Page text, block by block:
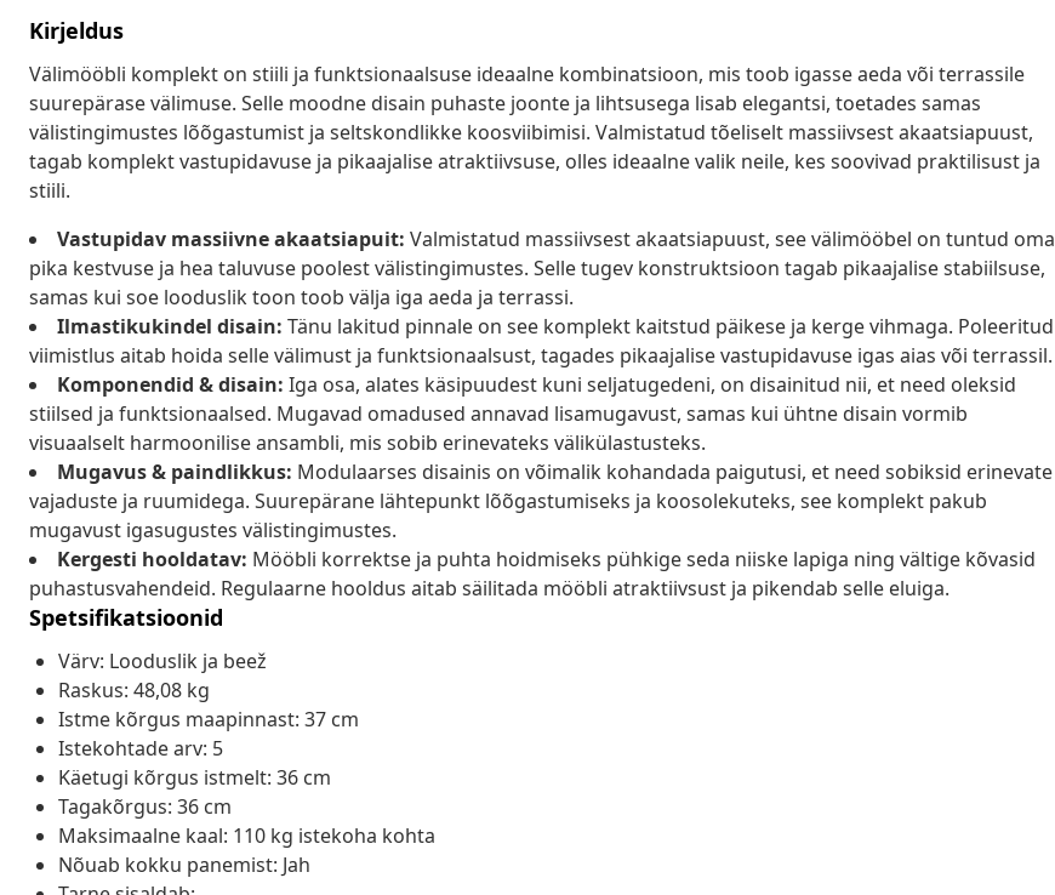
Kirjeldus
Välimööbli komplekt on stiili ja funktsionaalsuse ideaalne kombinatsioon, mis toob igasse aeda või terrassile
suurepärase välimuse. Selle moodne disain puhaste joonte ja lihtsusega lisab elegantsi, toetades samas
välistingimustes lõõgastumist ja seltskondlikke koosviibimisi. Valmistatud tõeliselt massiivsest akaatsiapuust,
tagab komplekt vastupidavuse ja pikaajalise atraktiivsuse, olles ideaalne valik neile, kes soovivad praktilisust ja
stiili.
Vastupidav massiivne akaatsiapuit: Valmistatud massiivsest akaatsiapuust, see välimööbel on tuntud oma
pika kestvuse ja hea taluvuse poolest välistingimustes. Selle tugev konstruktsioon tagab pikaajalise stabiilsuse,
samas kui soe looduslik toon toob välja iga aeda ja terrassi.
Ilmastikukindel disain: Tänu lakitud pinnale on see komplekt kaitstud päikese ja kerge vihmaga. Poleeritud
viimistlus aitab hoida selle välimust ja funktsionaalsust, tagades pikaajalise vastupidavuse igas aias või terrassil.
Komponendid & disain: Iga osa, alates käsipuudest kuni seljatugedeni, on disainitud nii, et need oleksid
stiilsed ja funktsionaalsed. Mugavad omadused annavad lisamugavust, samas kui ühtne disain vormib
visuaalselt harmoonilise ansambli, mis sobib erinevateks välikülastusteks.
Mugavus & paindlikkus: Modulaarses disainis on võimalik kohandada paigutusi, et need sobiksid erinevate
vajaduste ja ruumidega. Suurepärane lähtepunkt lõõgastumiseks ja koosolekuteks, see komplekt pakub
mugavust igasugustes välistingimustes.
Kergesti hooldatav: Mööbli korrektse ja puhta hoidmiseks pühkige seda niiske lapiga ning vältige kõvasid
puhastusvahendeid. Regulaarne hooldus aitab säilitada mööbli atraktiivsust ja pikendab selle eluiga.
Spetsifikatsioonid
Värv: Looduslik ja beež
Raskus: 48,08 kg
Istme kõrgus maapinnast: 37 cm
Istekohtade arv: 5
Käetugi kõrgus istmelt: 36 cm
Tagakõrgus: 36 cm
Maksimaalne kaal: 110 kg istekoha kohta
Nõuab kokku panemist: Jah